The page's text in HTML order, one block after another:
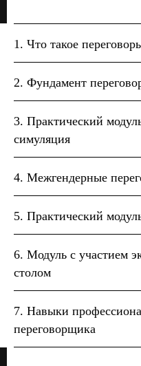
1. Что такое
2. Фундамент
3. Практический
симуляция
4. Межгендерные
5. Практический
6. Модуль с участием
столом
7. Навыки
переговорщика